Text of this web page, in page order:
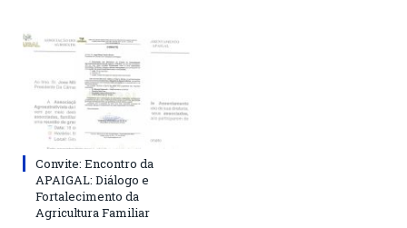
Convite: Encontro da
APAIGAL: Diálogo e
Fortalecimento da
Agricultura Familiar